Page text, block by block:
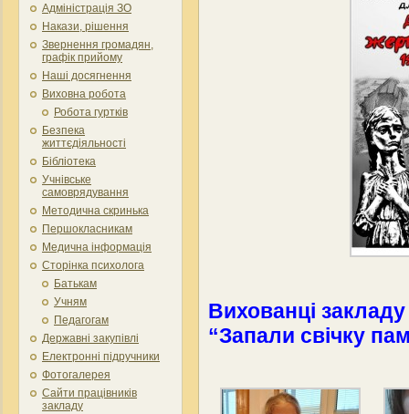
Адміністрація ЗО
Накази, рішення
Звернення громадян,
графік прийому
Наші досягнення
Виховна робота
Робота гуртків
Безпека
життєдіяльності
Бібліотека
Учнівське
самоврядування
Методична скринька
Першокласникам
Медична інформація
Сторінка психолога
Батькам
Учням
Педагогам
Державні закупівлі
Електронні підручники
Фотогалерея
Сайти працівників
закладу
Вихованці закладу
“Запали свічку